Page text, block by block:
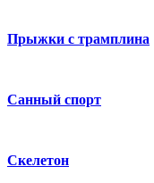
Прыжки с трамплина
Санный спорт
Скелетон